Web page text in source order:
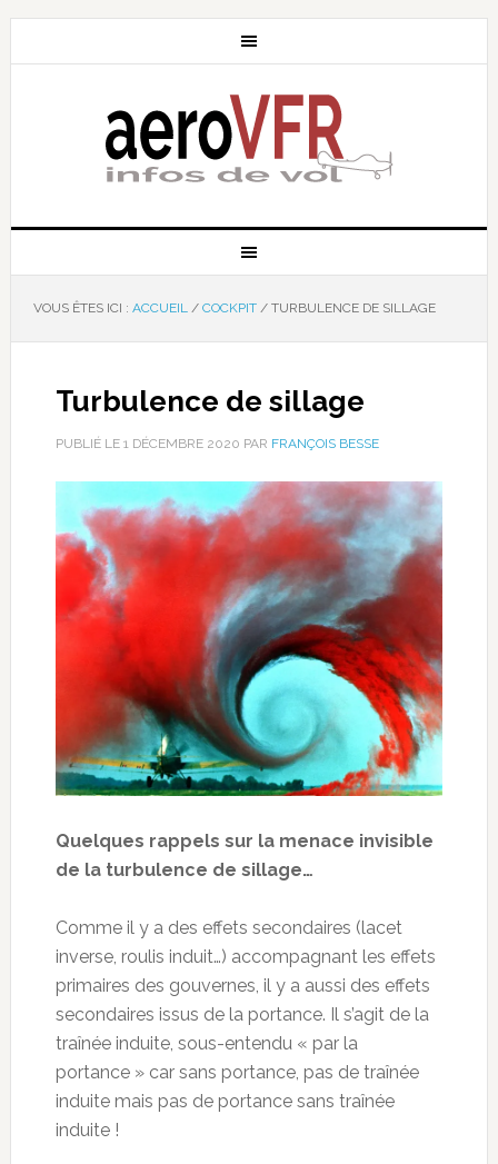
VOUS ÊTES ICI : ACCUEIL / COCKPIT /TURBULENCE DE SILLAGE
Turbulence de sillage
PUBLIÉ LE 1 DÉCEMBRE 2020 PAR FRANÇOIS BESSE
Quelques rappels sur la menace invisible
de la turbulence de sillage…
Comme il y a des effets secondaires (lacet
inverse, roulis induit…) accompagnant les effets
primaires des gouvernes, il y a aussi des effets
secondaires issus de la portance. Il s’agit de la
traînée induite, sous-entendu « par la
portance » car sans portance, pas de traînée
induite mais pas de portance sans traînée
induite !